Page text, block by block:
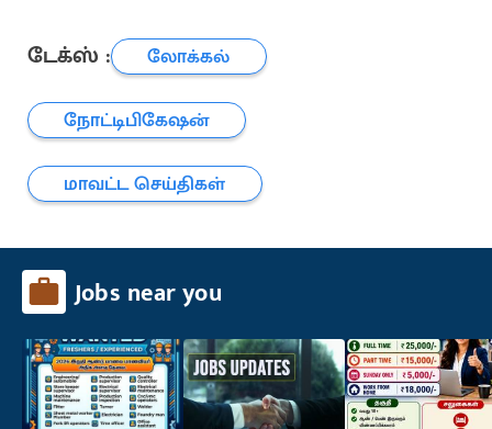
டேக்ஸ் :
லோக்கல்
நோட்டிபிகேஷன்
மாவட்ட செய்திகள்
Jobs near you